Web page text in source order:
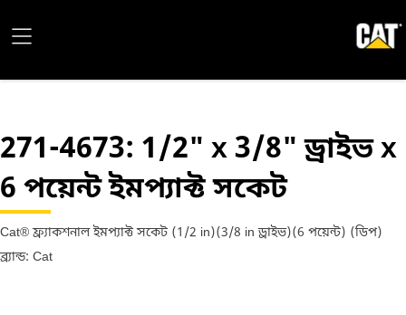
271-4673: 1/2" x 3/8" ড্রাইভ x
6 পয়েন্ট ইমপ্যাক্ট সকেট
Cat® ফ্র্যাকশনাল ইমপ্যাক্ট সকেট (1/2 in)(3/8 in ড্রাইভ)(6 পয়েন্ট) (ডিপ)
ব্র্যান্ড: Cat